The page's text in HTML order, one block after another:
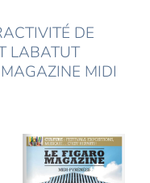
DE
LABATUT
MIDI